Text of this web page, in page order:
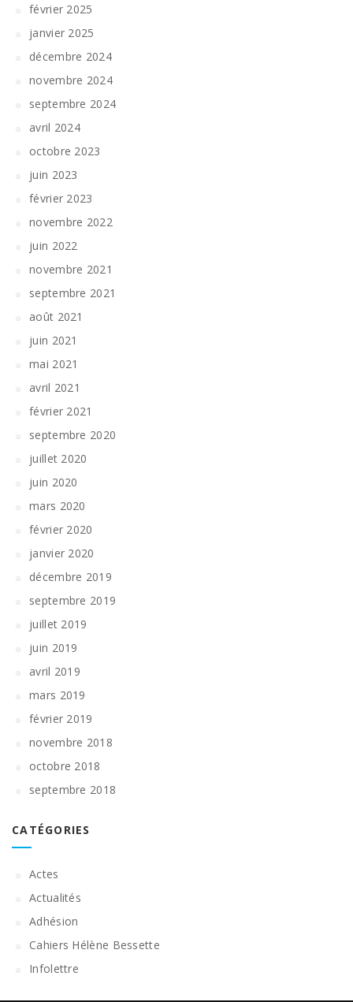
février 2025
janvier 2025
décembre 2024
novembre 2024
septembre 2024
avril 2024
octobre 2023
juin 2023
février 2023
novembre 2022
juin 2022
novembre 2021
septembre 2021
août 2021
juin 2021
mai 2021
avril 2021
février 2021
septembre 2020
juillet 2020
juin 2020
mars 2020
février 2020
janvier 2020
décembre 2019
septembre 2019
juillet 2019
juin 2019
avril 2019
mars 2019
février 2019
novembre 2018
octobre 2018
septembre 2018
CATÉGORIES
Actes
Actualités
Adhésion
Cahiers Hélène Bessette
Infolettre